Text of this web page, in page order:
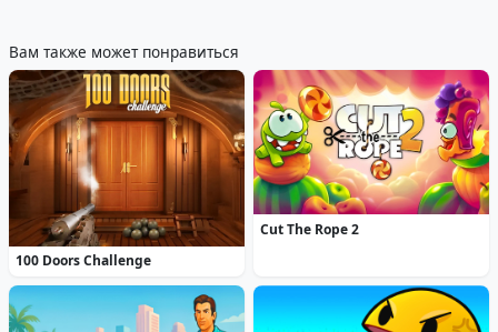
Вам также может понравиться
100 Doors Challenge
Cut The Rope 2